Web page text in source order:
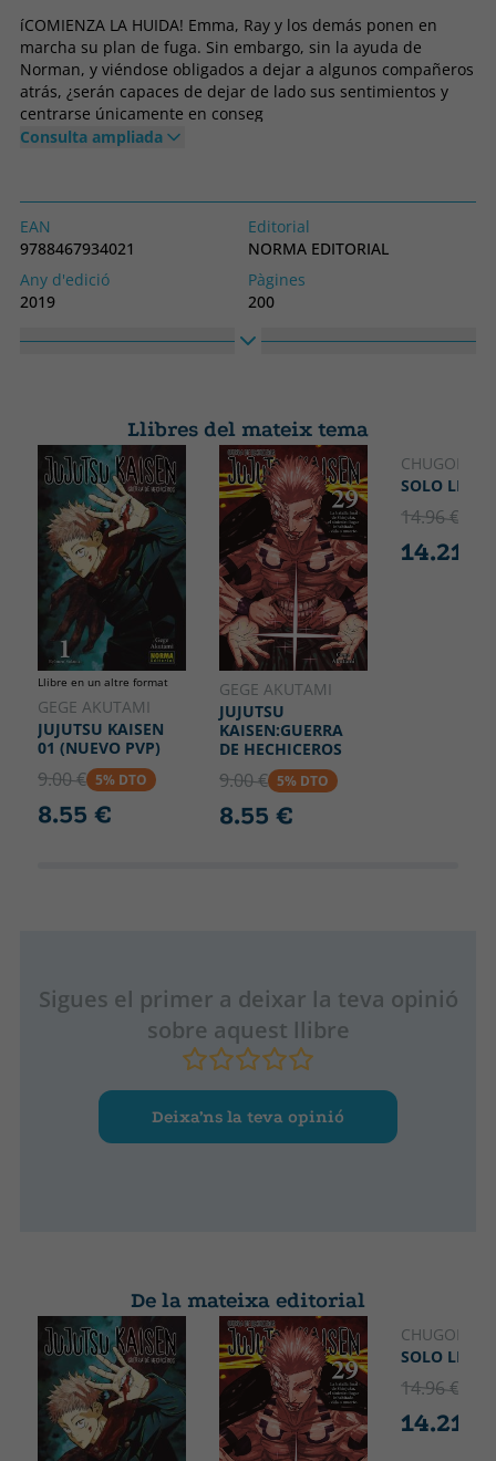
íCOMIENZA LA HUIDA! Emma, Ray y los demás ponen en
marcha su plan de fuga. Sin embargo, sin la ayuda de
Norman, y viéndose obligados a dejar a algunos compañeros
atrás, ¿serán capaces de dejar de lado sus sentimientos y
centrarse únicamente en conseg
Consulta ampliada
EAN
9788467934021
Editorial
NORMA EDITORIAL
Any d'edició
2019
Pàgines
200
Idioma
115
Llibres del mateix tema
Llibre en un altre format
GEGE AKUTAMI
JUJUTSU KAISEN
01 (NUEVO PVP)
9.00 € 5% DTO
8.55 €
GEGE AKUTAMI
JUJUTSU
KAISEN:GUERRA
DE HECHICEROS
9.00 € 5% DTO
8.55 €
CHUGONG
SOLO
14.96 €
14.21 €
Sigues el primer a deixar la teva opinió
sobre aquest llibre
Deixa’ns la teva opinió
De la mateixa editorial
CHUGONG
SOLO
14.96 €
14.21 €